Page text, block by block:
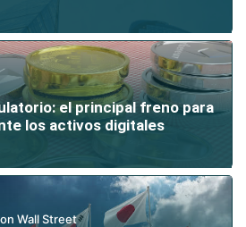
el principal freno para
los activos digitales
Wall Street